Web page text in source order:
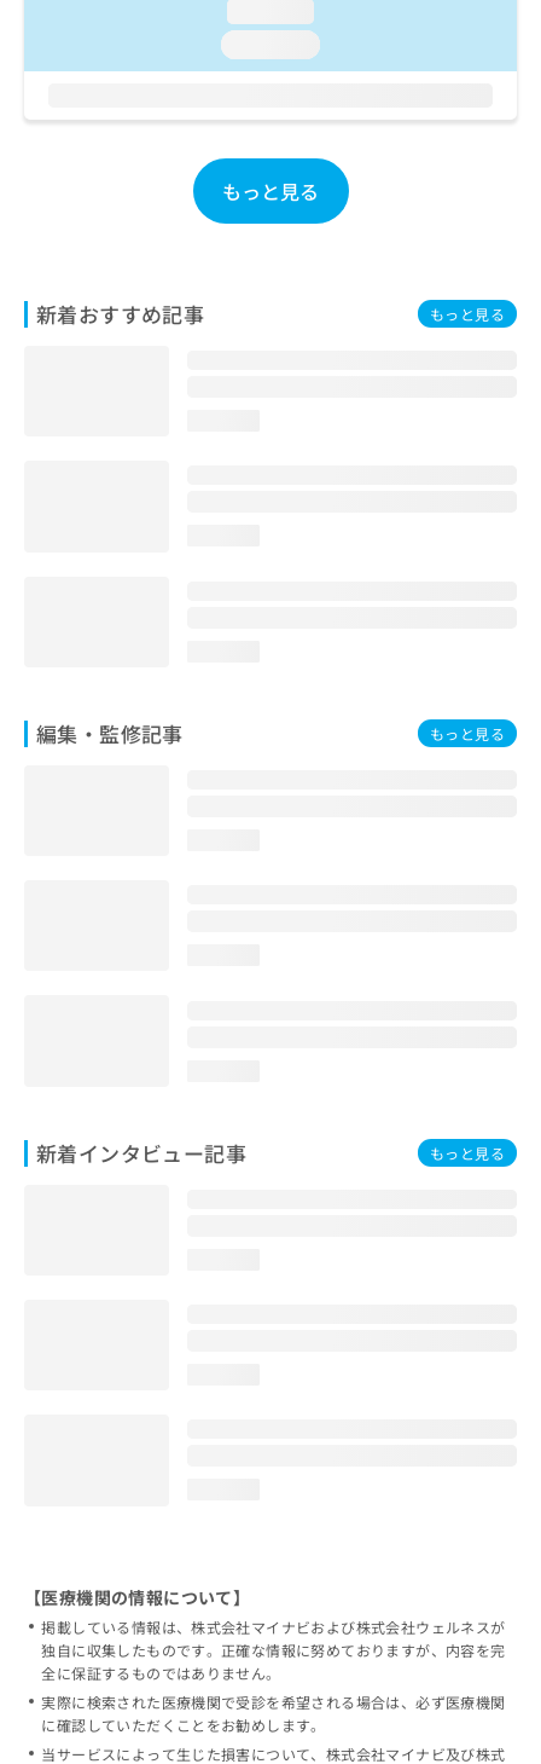
もっと見る
新着おすすめ記事 もっと見る
編集・監修記事 もっと見る
新着インタビュー記事 もっと見る
【医療機関の情報について】
掲載している情報は、株式会社マイナビおよび株式会社ウェルネスが
独自に収集したものです。正確な情報に努めておりますが、内容を完
全に保証するものではありません。
実際に検索された医療機関で受診を希望される場合は、必ず医療機関
に確認していただくことをお勧めします。
当サービスによって生じた損害について、株式会社マイナビ及び株式